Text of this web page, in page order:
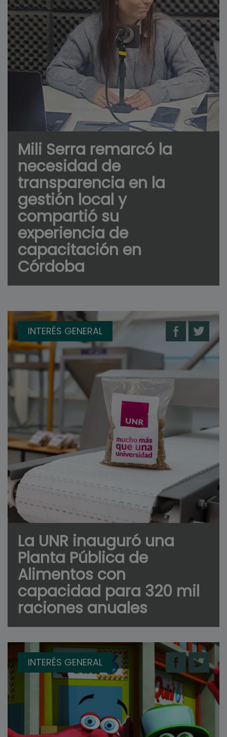
Mili Serra remarcó la
necesidad de
transparencia en la
gestión local y
compartió su
experiencia de
capacitación en
Córdoba
INTERÉS GENERAL
La UNR inauguró una
Planta Pública de
Alimentos con
capacidad para 320 mil
raciones anuales
INTERÉS GENERAL